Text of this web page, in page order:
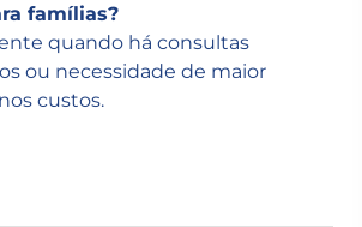
famílias?
quando há consultas
ou necessidade de maior
custos.